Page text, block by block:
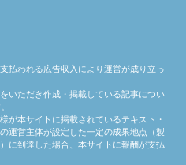
払われる広告収入により運営が成り立っ
いただき作成・掲載している記事につい
が本サイトに掲載されているテキスト・
運営主体が設定した一定の成果地点（製
に到達した場合、本サイトに報酬が支払